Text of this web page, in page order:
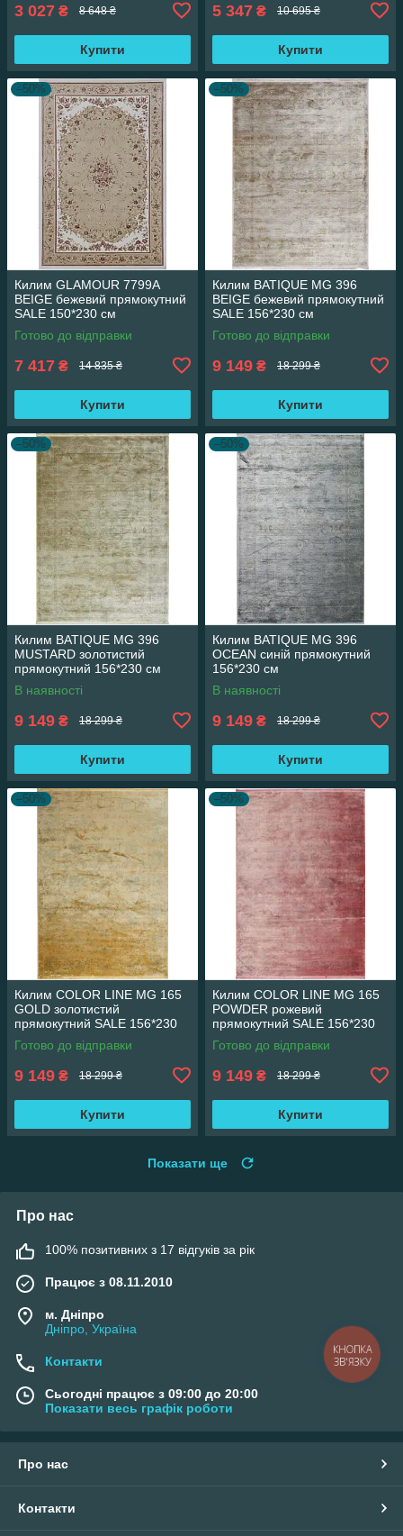
3 027 ₴ 8 648 ₴
Купити
5 347 ₴ 10 695 ₴
Купити
–50%
Килим GLAMOUR 7799A
BEIGE бежевий прямокутний
SALE 150*230 см
Готово до відправки
7 417 ₴ 14 835 ₴
Купити
–50%
Килим BATIQUE MG 396
BEIGE бежевий прямокутний
SALE 156*230 см
Готово до відправки
9 149 ₴ 18 299 ₴
Купити
–50%
Килим BATIQUE MG 396
MUSTARD золотистий
прямокутний 156*230 см
В наявності
9 149 ₴ 18 299 ₴
Купити
–50%
Килим BATIQUE MG 396
OCEAN синій прямокутний
156*230 см
В наявності
9 149 ₴ 18 299 ₴
Купити
–50%
Килим COLOR LINE MG 165
GOLD золотистий
прямокутний SALE 156*230
см
Готово до відправки
9 149 ₴ 18 299 ₴
Купити
–50%
Килим COLOR LINE MG 165
POWDER рожевий
прямокутний SALE 156*230
см
Готово до відправки
9 149 ₴ 18 299 ₴
Купити
Показати ще
Про нас
100% позитивних з 17 відгуків за рік
Працює з 08.11.2010
м. Дніпро
Дніпро, Україна
Контакти
Сьогодні працює з 09:00 до 20:00
Показати весь графік роботи
Про нас
Контакти
КНОПКА
ЗВ'ЯЗКУ